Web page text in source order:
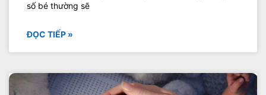
số bé thường sẽ
ĐỌC TIẾP »